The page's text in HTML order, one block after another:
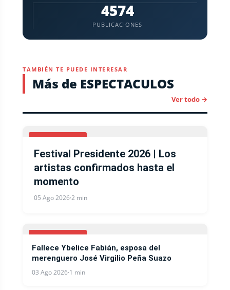
4574
PUBLICACIONES
TAMBIÉN TE PUEDE INTERESAR
Más de ESPECTACULOS
Ver todo →
ESPECTACULOS
Festival Presidente 2026 | Los
artistas confirmados hasta el
momento
05 Ago 2026·2 min
ESPECTACULOS
Fallece Ybelice Fabián, esposa del
merenguero José Virgilio Peña Suazo
03 Ago 2026·1 min